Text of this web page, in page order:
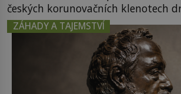
českých korunovačních klenotech
nejcennějším movitým majetkem v
republice. Přestože byl klenot v roce
dramatickém pátrání kriminalistů
nalezen, jeho minulost stále
Otázky, jak přesně se tato […]
ZÁHADY A TAJEMSTVÍ